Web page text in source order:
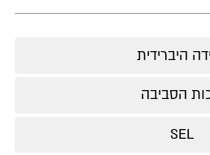
היברידית
הסביבה
SEL